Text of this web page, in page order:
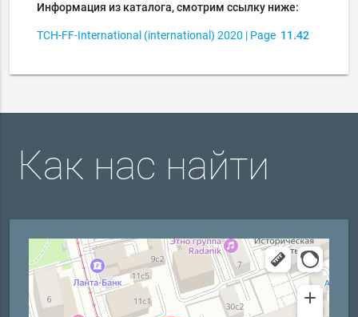
Информация из каталога, смотрим ссылку ниже:
TCH-FF-International (international) 2020 | Page 11.42
Как нас найти